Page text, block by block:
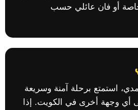
خاصة أو فان عائلي حسب
استمتع برحلة آمنة وسريعة
أي وجهة أخرى في الكويت. إذا